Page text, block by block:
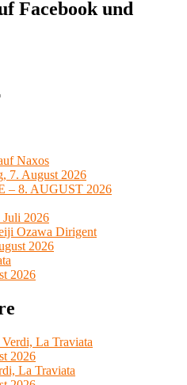
Facebook und
Naxos
7. August 2026
– 8. AUGUST 2026
Juli 2026
Ozawa Dirigent
2026
2026
La Traviata
2026
La Traviata